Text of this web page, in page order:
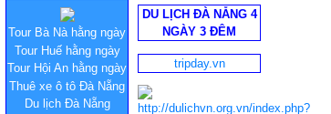
Tour Bà Nà hằng ngày
Tour Huế hằng ngày
Tour Hội An hằng ngày
Thuê xe ô tô Đà Nẵng
Du lịch Đà Nẵng
DU LỊCH ĐÀ NẴNG 4
NGÀY 3 ĐÊM
tripday.vn